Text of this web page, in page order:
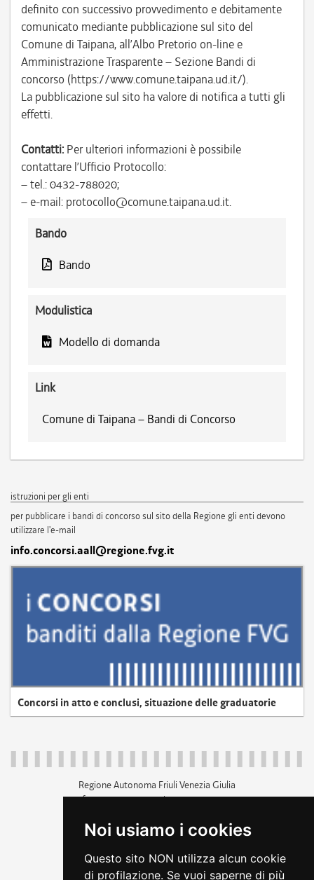
Noi usiamo i cookies
Questo sito NON utilizza alcun cookie
di profilazione. Se vuoi saperne di più
definito con successivo provvedimento e debitamente
comunicato mediante pubblicazione sul sito del
Comune di Taipana, all’Albo Pretorio on-line e
Amministrazione Trasparente – Sezione Bandi di
concorso (https://www.comune.taipana.ud.it/).
La pubblicazione sul sito ha valore di notifica a tutti gli
effetti.
Contatti: Per ulteriori informazioni è possibile
contattare l’Ufficio Protocollo:
– tel.: 0432-788020;
– e-mail: protocollo@comune.taipana.ud.it.
Bando
Bando
Modulistica
Modello di domanda
Link
Comune di Taipana – Bandi di Concorso
istruzioni per gli enti
per pubblicare i bandi di concorso sul sito della Regione gli enti devono
utilizzare l'e-mail
info.concorsi.aall@regione.fvg.it
Concorsi in atto e conclusi, situazione delle graduatorie
Regione Autonoma Friuli Venezia Giulia
c.f. 80014930327; p.iva 00526040324
+39 040 3771111
amministrazione trasparente